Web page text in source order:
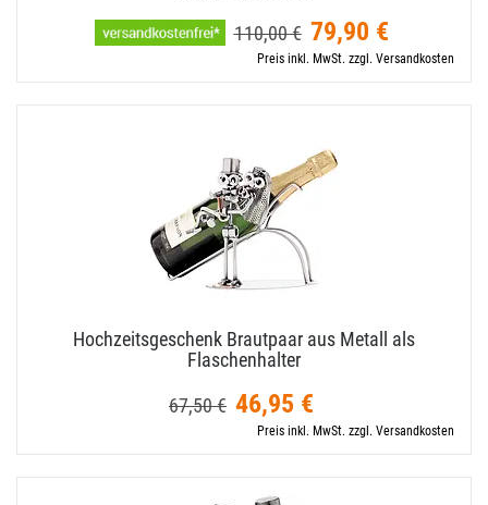
110,00 € 79,90 €
Preis inkl. MwSt. zzgl. Versandkosten
Hochzeitsgeschenk Brautpaar aus Metall als
Flaschenhalter
67,50 € 46,95 €
Preis inkl. MwSt. zzgl. Versandkosten